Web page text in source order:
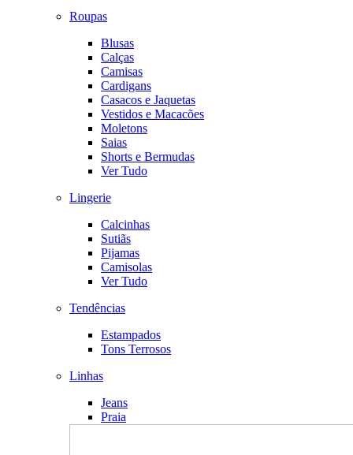
Roupas
Blusas
Calças
Camisas
Cardigans
Casacos e Jaquetas
Vestidos e Macacões
Moletons
Saias
Shorts e Bermudas
Ver Tudo
Lingerie
Calcinhas
Sutiãs
Pijamas
Camisolas
Ver Tudo
Tendências
Estampados
Tons Terrosos
Linhas
Jeans
Praia